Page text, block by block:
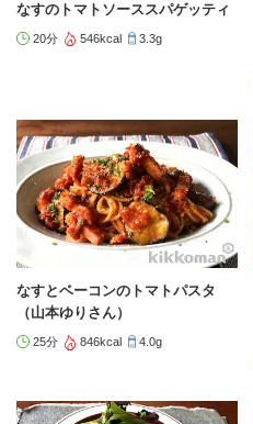
なすのトマトソーススパゲッティ
20分 546kcal 3.3g
なすとベーコンのトマトパスタ
（山本ゆりさん）
25分 846kcal 4.0g